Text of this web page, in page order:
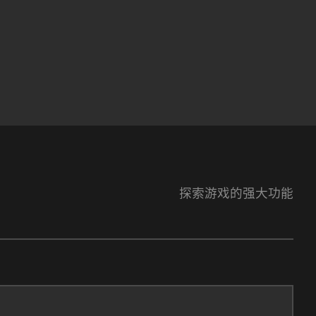
探索游戏的强大功能